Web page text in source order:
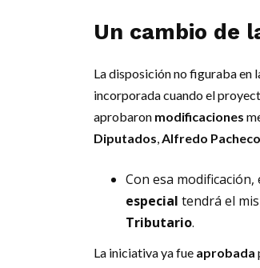
Un cambio de
La disposición no figuraba en
incorporada cuando el
aprobaron modificaciones
Diputados,Alfredo Pacheco
Con esa
especial tendrá el
Tributario.
La iniciativa ya fue aprobada